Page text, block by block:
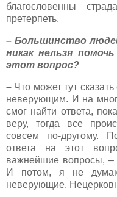
благословенны
претерпеть.
– Большинство
никак нельзя
этот вопрос?
– Что может тут
неверующим. И на
смог найти ответа,
веру, тогда все
совсем по-другому.
ответа на этот
важнейшие вопросы, –
И потом, я не
неверующие.